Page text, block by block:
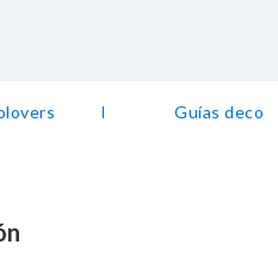
Guías deco